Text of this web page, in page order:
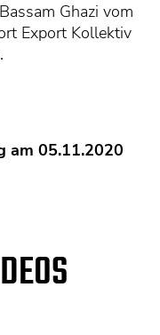
Ghazi vom
Export Kollektiv
am 05.11.2020